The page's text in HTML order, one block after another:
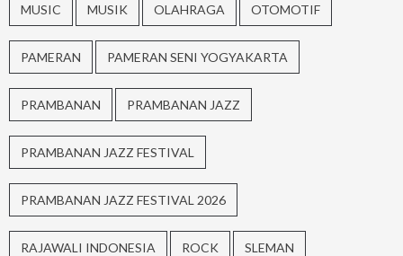
MUSIC MUSIK OLAHRAGA OTOMOTIF
PAMERAN PAMERAN SENI YOGYAKARTA
PRAMBANAN PRAMBANAN JAZZ
PRAMBANAN JAZZ FESTIVAL
PRAMBANAN JAZZ FESTIVAL 2026
RAJAWALI INDONESIA ROCK SLEMAN